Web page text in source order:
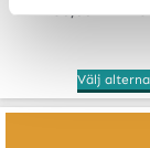
150,00kr –
Välj